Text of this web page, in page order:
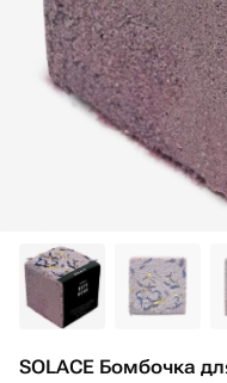
SOLACE Бомбочка